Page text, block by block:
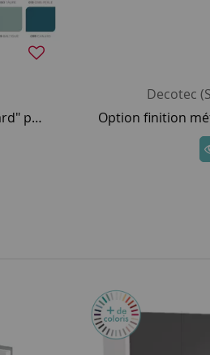
Choix finition laque "standard" pour meuble DECOTEC
Decotec